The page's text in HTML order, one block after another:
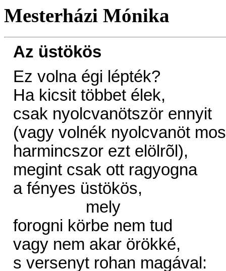
Mesterházi Mónika
Az üstökös
Ez volna égi lépték?
Ha kicsit többet élek,
csak nyolcvanötször ennyit
(vagy volnék nyolcvanöt
harmincszor ezt elölrõl),
megint csak ott ragyogna
a fényes üstökös,
mely
forogni körbe nem tud
vagy nem akar örökké,
s versenyt rohan magával: